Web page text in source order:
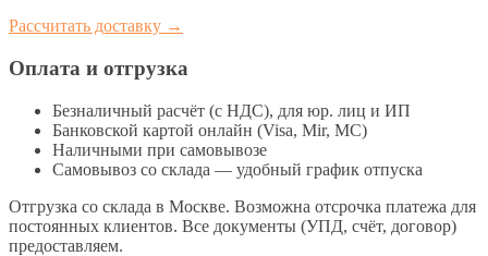
Рассчитать доставку →
Оплата и отгрузка
Безналичный расчёт (с НДС), для юр. лиц и ИП
Банковской картой онлайн (Visa, Mir, МС)
Наличными при самовывозе
Самовывоз со склада — удобный график отпуска
Отгрузка со склада в Москве. Возможна отсрочка платежа для
постоянных клиентов. Все документы (УПД, счёт, договор)
предоставляем.